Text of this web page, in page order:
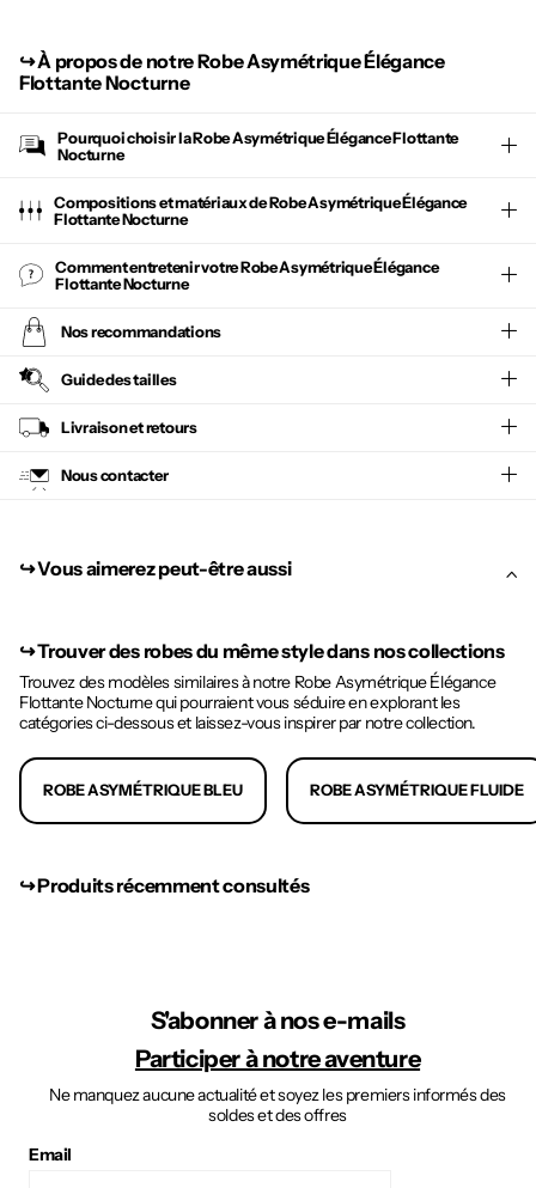
↪︎À propos de notre Robe Asymétrique Élégance
Flottante Nocturne
Pourquoi choisir laRobe Asymétrique Élégance Flottante
Nocturne
Compositions et matériaux de Robe Asymétrique Élégance
Flottante Nocturne
Comment entretenir votreRobe Asymétrique Élégance
Flottante Nocturne
Nos recommandations
Guide des tailles
Livraison et retours
Nous contacter
↪︎ Vous aimerez peut-être aussi
↪︎Trouver des robes du même style dans nos collections
Trouvez des modèles similaires à notre Robe Asymétrique Élégance
Flottante Nocturne qui pourraient vous séduire en explorant les
catégories ci-dessous et laissez-vous inspirer par notre collection.
ROBE ASYMÉTRIQUE BLEU ROBE ASYMÉTRIQUE FLUIDE
↪︎ Produits récemment consultés
S'abonner à nos e-mails
Participer à notre aventure
Ne manquez aucune actualité et soyez les premiers informés des
soldes et des offres
Email